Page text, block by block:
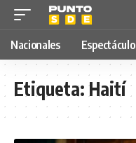
Nacionales Espectáculo
Etiqueta:Haití